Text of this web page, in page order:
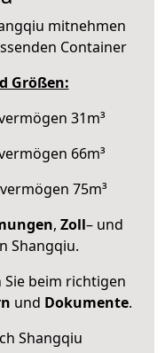
mitnehmen
Container
Größen:
31m³
66m³
75m³
, Zoll– und
Shangqiu.
beim richtigen
und Dokumente.
Shangqiu